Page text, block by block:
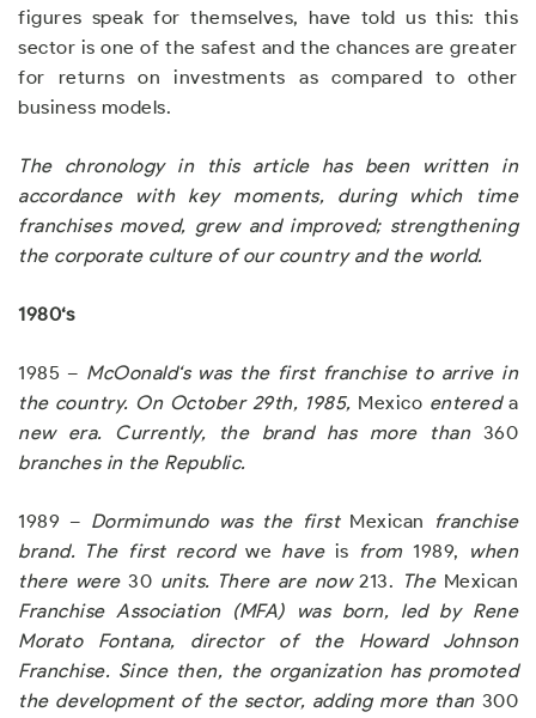
figures speak for themselves, have told us this: this
sector is one of the safest and the chances are greater
for returns on investments as compared to other
business models.
The chronology in this article has been written in
accordance with key moments, during which time
franchises moved, grew and improved; strengthening
the corporate culture of our country and the world.
1980‘s
1985 – McOonald‘s was the first franchise to arrive in
the country. On October 29th, 1985, Mexico entered a
new era. Currently, the brand has more than 360
branches in the Republic.
1989 – Dormimundo was the first Mexican
franchise
brand. The first recordwe have is from 1989,
when
there were30 units. There are now213. The Mexican
Franchise Association (MFA) was born, led by Rene
Morato Fontana, director of the Howard Johnson
Franchise. Since then, the organization has promoted
the development of the sector, adding more than 300